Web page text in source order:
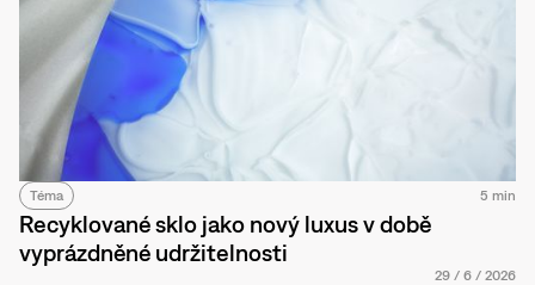
Téma 5 min
Recyklované sklo jako nový luxus v době
vyprázdněné udržitelnosti
29 / 6 / 2026